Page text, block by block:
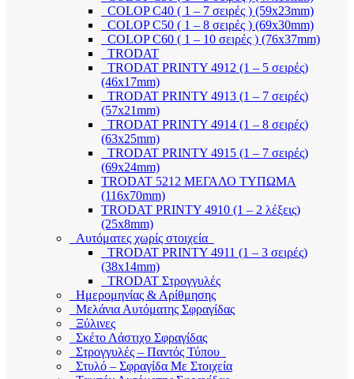
COLOP C40 ( 1 – 7 σειρές ) (59x23mm)
COLOP C50 ( 1 – 8 σειρές ) (69x30mm)
COLOP C60 ( 1 – 10 σειρές ) (76x37mm)
TRODAT
TRODAT PRINTY 4912 (1 – 5 σειρές)
(46x17mm)
TRODAT PRINTY 4913 (1 – 7 σειρές)
(57x21mm)
TRODAT PRINTY 4914 (1 – 8 σειρές)
(63x25mm)
TRODAT PRINTY 4915 (1 – 7 σειρές)
(69x24mm)
TRODAT 5212 ΜΕΓΑΛΟ ΤΥΠΩΜΑ
(116x70mm)
TRODAT PRINTY 4910 (1 – 2 λέξεις)
(25x8mm)
Αυτόματες χωρίς στοιχεία
TRODAT PRINTY 4911 (1 – 3 σειρές)
(38x14mm)
TRODAT Στρογγυλές
Ημερομηνίας & Αρίθμησης
Μελάνια Αυτόματης Σφραγίδας
Ξύλινες
Σκέτο Λάστιχο Σφραγίδας
Στρογγυλές – Παντός Τύπου
Στυλό – Σφραγίδα Με Στοιχεία